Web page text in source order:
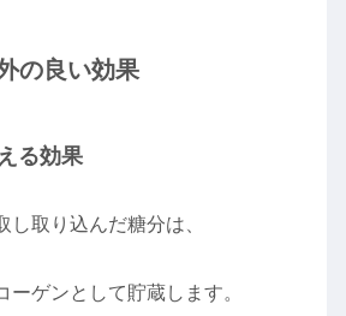
の良い効果
る効果
し取り込んだ糖分は、
ーゲンとして貯蔵します。